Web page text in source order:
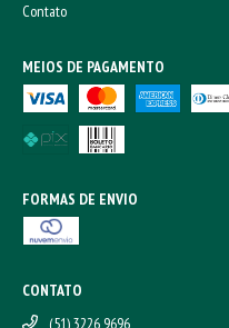
Contato
MEIOS DE PAGAMENTO
FORMAS DE ENVIO
CONTATO
(51) 3226 9696